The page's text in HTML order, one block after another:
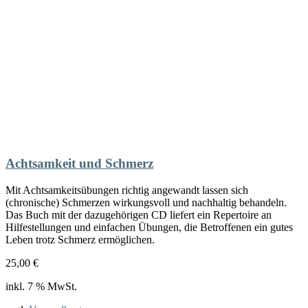
Achtsamkeit und Schmerz
Mit Achtsamkeitsübungen richtig angewandt lassen sich
(chronische) Schmerzen wirkungsvoll und nachhaltig behandeln.
Das Buch mit der dazugehörigen CD liefert ein Repertoire an
Hilfestellungen und einfachen Übungen, die Betroffenen ein gutes
Leben trotz Schmerz ermöglichen.
25,00 €
inkl. 7 % MwSt.